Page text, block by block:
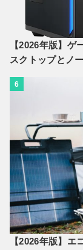
【2026年版】
スクトップとノ
6
【2026年版】